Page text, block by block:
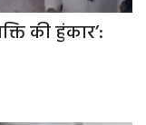
की हुंकार’: